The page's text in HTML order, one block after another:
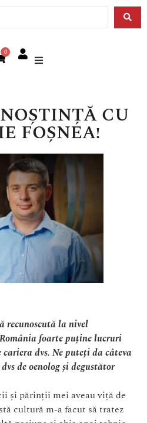
0
CU
FOȘNEA!
recunoscută la nivel
foarte puține lucruri
cariera dvs. Ne puteți da câteva
de oenolog și degustător
și părinții mei aveau viță de
cultură m-a facut să tratez